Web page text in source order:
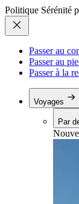
Politique Sérénité
Passer au
Passer au
Passer à la
Voyages
Par